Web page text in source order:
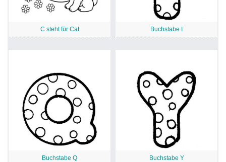
C steht für Cat Buchstabe I
Buchstabe Q Buchstabe Y